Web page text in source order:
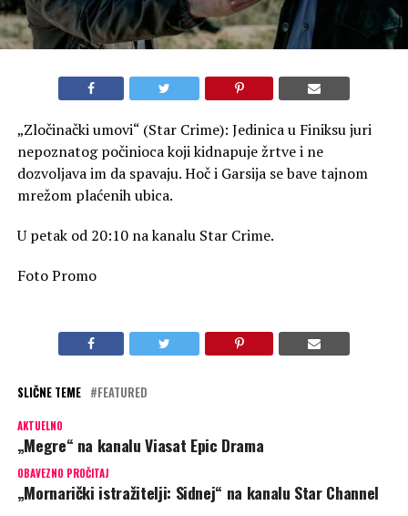
„Zločinački umovi“ (Star Crime): Jedinica u Finiksu juri
nepoznatog počinioca koji kidnapuje žrtve i ne
dozvoljava im da spavaju. Hoč i Garsija se bave tajnom
mrežom plaćenih ubica.
U petak od 20:10 na kanalu Star Crime.
Foto Promo
SLIČNE TEME FEATURED
AKTUELNO
„Megre“ na kanalu Viasat Epic Drama
OBAVEZNO PROČITAJ
„Mornarički istražitelji: Sidnej“ na kanalu Star Channel